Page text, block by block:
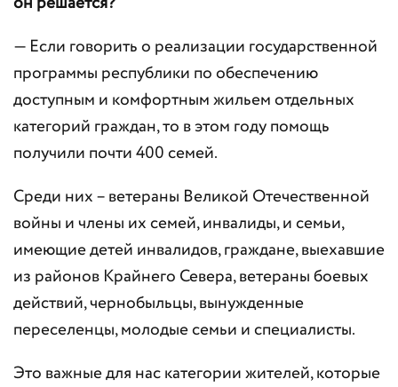
— Если говорить о реализации государственной
программы республики по обеспечению
доступным и комфортным жильем отдельных
категорий граждан, то в этом году помощь
получили почти 400 семей.
Среди них – ветераны Великой Отечественной
войны и члены их семей, инвалиды, и семьи,
имеющие детей инвалидов, граждане, выехавшие
из районов Крайнего Севера, ветераны боевых
действий, чернобыльцы, вынужденные
переселенцы, молодые семьи и специалисты.
Это важные для нас категории жителей, которые